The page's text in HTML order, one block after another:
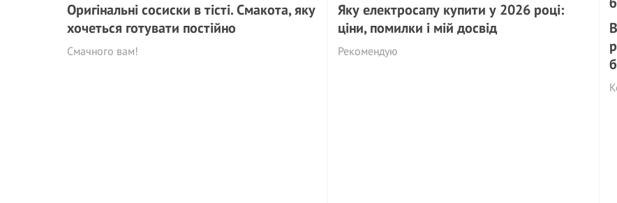
Оригінальні сосиски в тісті. Смакота, яку
хочеться готувати постійно
Смачного вам!
Яку електросапу купити у 2026 році:
ціни, помилки і мій досвід
Рекомендую